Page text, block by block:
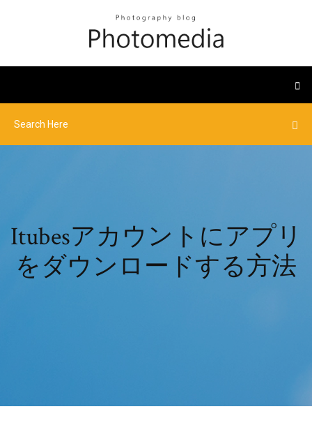
Itubesアカウントにアプリ
をダウンロードする方法